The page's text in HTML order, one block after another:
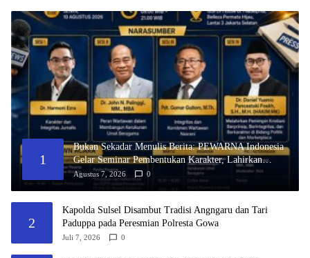
1
Bukan Sekadar Menulis Berita: PEWARNA Indonesia
Gelar Seminar Pembentukan Karakter, Lahirkan
Wartawan Kristen yang Berintegritas dan Berdampak
Agustus 7, 2026 0
2
Kapolda Sulsel Disambut Tradisi Angngaru dan Tari
Paduppa pada Peresmian Polresta Gowa
Juli 7, 2026 0